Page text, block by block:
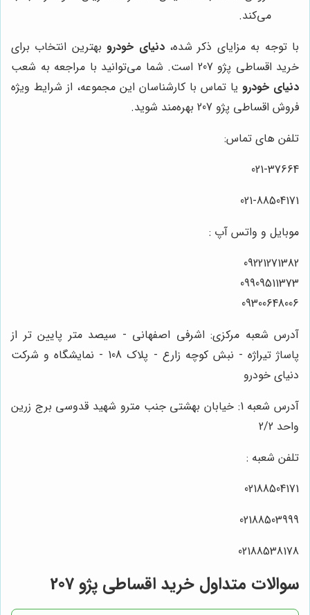
می‌کند.
با توجه به مزایای ذکر شده،دنیای خودرو بهترین انتخاب برای
خرید اقساطی پژو 207 است. شما می‌توانید با مراجعه به شعب
دنیای خودرو یا تماس با کارشناسان این مجموعه، از شرایط ویژه
فروش اقساطی پژو 207 بهره‌مند شوید.
تلفن های تماس:
021-37664
021-88504171
موبایل و واتس آپ :
09221271382
09909511373
09300648006
آدرس شعبه مرکزی: اشرفی اصفهانی - سیصد متر پایین تر از
پاساژ تیراژه - نبش کوچه زارع - پلاک 108 - نمایشگاه و شرکت
دنیای خودرو
آدرس شعبه 1: خیابان بهشتی جنب مترو شهید قدوسی برج زرین
واحد 2/2
تلفن شعبه :
02188504171
02188503999
02188538178
سوالات متداول خرید اقساطی پژو 207